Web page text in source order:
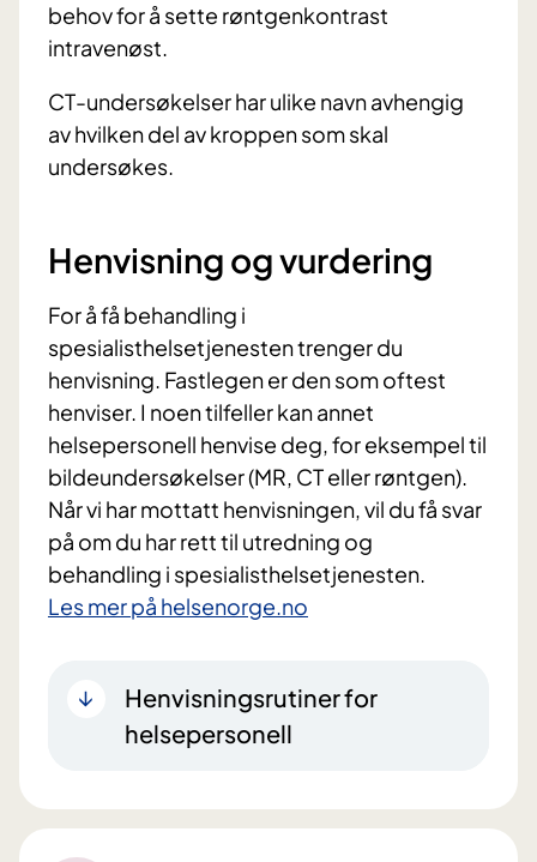
behov for å sette røntgenkontrast
intravenøst.
CT-undersøkelser har ulike navn avhengig
av hvilken del av kroppen som skal
undersøkes.
Henvisning og vurdering
For å få behandling i
spesialisthelsetjenesten trenger du
henvisning. Fastlegen er den som oftest
henviser. I noen tilfeller kan annet
helsepersonell henvise deg, for eksempel til
bildeundersøkelser (MR, CT eller røntgen).
Når vi har mottatt henvisningen, vil du få svar
på om du har rett til utredning og
behandling i spesialisthelsetjenesten.
Les mer på helsenorge.no
Henvisningsrutiner for
helsepersonell